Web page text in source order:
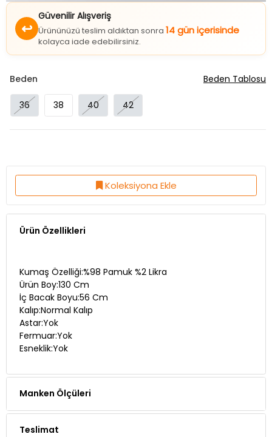
↩
Güvenilir Alışveriş
Ürününüzü teslim aldıktan sonra 14 gün içerisinde
kolayca iade edebilirsiniz.
Beden
36 38 40 42
Beden Tablosu
Koleksiyona Ekle
Ürün Özellikleri
Kumaş Özelliği:%98 Pamuk %2 Likra
Ürün Boy:130 Cm
İç Bacak Boyu:56 Cm
Kalıp:Normal Kalıp
Astar:Yok
Fermuar:Yok
Esneklik:Yok
Manken Ölçüleri
Teslimat